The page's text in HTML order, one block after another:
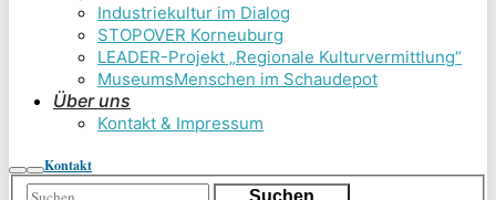
Industriekultur im Dialog
STOPOVER Korneuburg
LEADER-Projekt „Regionale Kulturvermittlung“
MuseumsMenschen im Schaudepot
Über uns
Kontakt & Impressum
Suchen
Hauptmenü
Kontakt